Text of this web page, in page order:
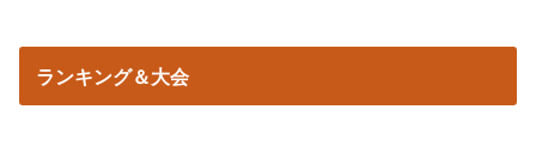
ランキング＆大会